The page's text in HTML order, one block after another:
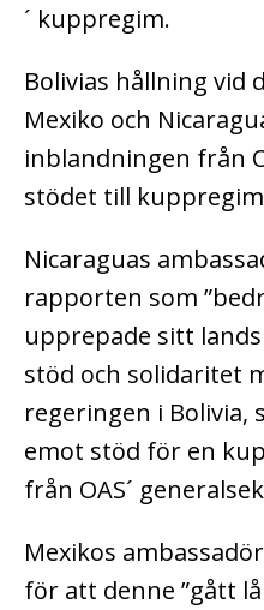
´ kuppregim.
Bolivias hållning vid
Mexiko och
inblandningen från
stödet till
Nicaraguas
rapporten som
upprepade sitt
stöd och solidaritet
regeringen i
emot stöd för en
från OAS´
Mexikos
för att denne ”gått